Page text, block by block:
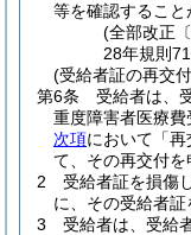
等を確認すること
(全部改正
28年規則
(受給者証の再交
第6条
受給者は、
重度障害者医療
次項において「
て、その再交付を
2
受給者証を損傷
に、その受給者証
3
受給者は、受給